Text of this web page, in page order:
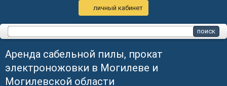
личный кабинет
Аренда сабельной пилы, прокат
электроножовки в Могилеве и
Могилевской области